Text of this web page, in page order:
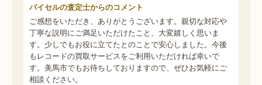
バイセルの査定士からのコメント
ご感想をいただき、ありがとうございます。親切な対応や
丁寧な説明にご満足いただけたこと、大変嬉しく思いま
す。少しでもお役に立てたとのことで安心しました。今後
もレコードの買取サービスをご利用いただければ幸いで
す。美馬市でもお待ちしておりますので、ぜひお気軽にご
相談ください。